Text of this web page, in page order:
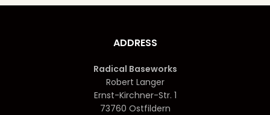
ADDRESS
Radical Baseworks
Robert Langer
Ernst-Kirchner-Str. 1
73760 Ostfildern